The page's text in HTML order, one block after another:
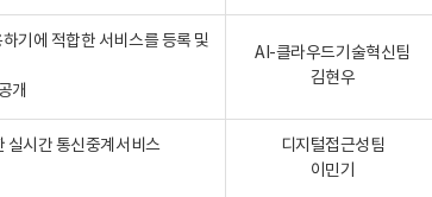
기에 적합한 서비스를 등록 및
개
AI-클라우드기술혁신팀
김현우
실시간 통신중계서비스
디지털접근성팀
이민기